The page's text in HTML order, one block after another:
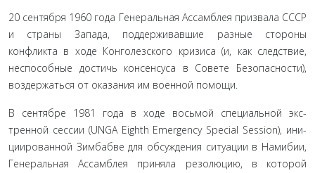
20 сентября 1960 года Генеральная Ассамблея призвала СССР
и страны Запада, поддерживавшие разные стороны
конфликта в ходе Конголезского кризиса (и, как следствие,
неспособные достичь консенсуса в Совете Безопасности),
воз­держаться от оказания им военной помощи.
В сентябре 1981 года в ходе восьмой специальной экс­
тренной сессии (UNGA Eighth Emergency Special Session), ини­
циированной Зимбабве для обсуждения ситуации в На­мибии,
Генеральная Ассамблея приняла резолюцию, в которой